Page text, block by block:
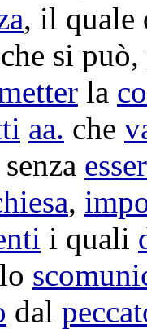
, il
si può,
la
aa. che
senza
,
i quali
dal